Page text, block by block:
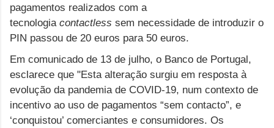
pagamentos realizados com a
tecnologia contactless sem necessidade de introduzir o
PIN passou de 20 euros para 50 euros.
Em comunicado de 13 de julho, o Banco de Portugal,
esclarece que "Esta alteração surgiu em resposta à
evolução da pandemia de COVID-19, num contexto de
incentivo ao uso de pagamentos “sem contacto”, e
‘conquistou’ comerciantes e consumidores. Os